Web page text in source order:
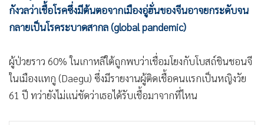
• Motoring
• เกม
• SMEs
• หุ้น
• อินโดจีน
• กองทุนรวม
กังวลว่าเชื้อโรคซึ่งมีต้นตอจากเมืองอู่ฮั่นของจีนอาจยกระดับจน
กลายเป็นโรคระบาดสากล (global pandemic)
ผู้ป่วยราว 60% ในเกาหลีใต้ถูกพบว่าเชื่อมโยงกับโบสถ์ชินชอนจี
ในเมืองแทกู (Daegu) ซึ่งมีรายงานผู้ติดเชื้อคนแรกเป็นหญิงวัย
61 ปี ทว่ายังไม่แน่ชัดว่าเธอได้รับเชื้อมาจากที่ไหน